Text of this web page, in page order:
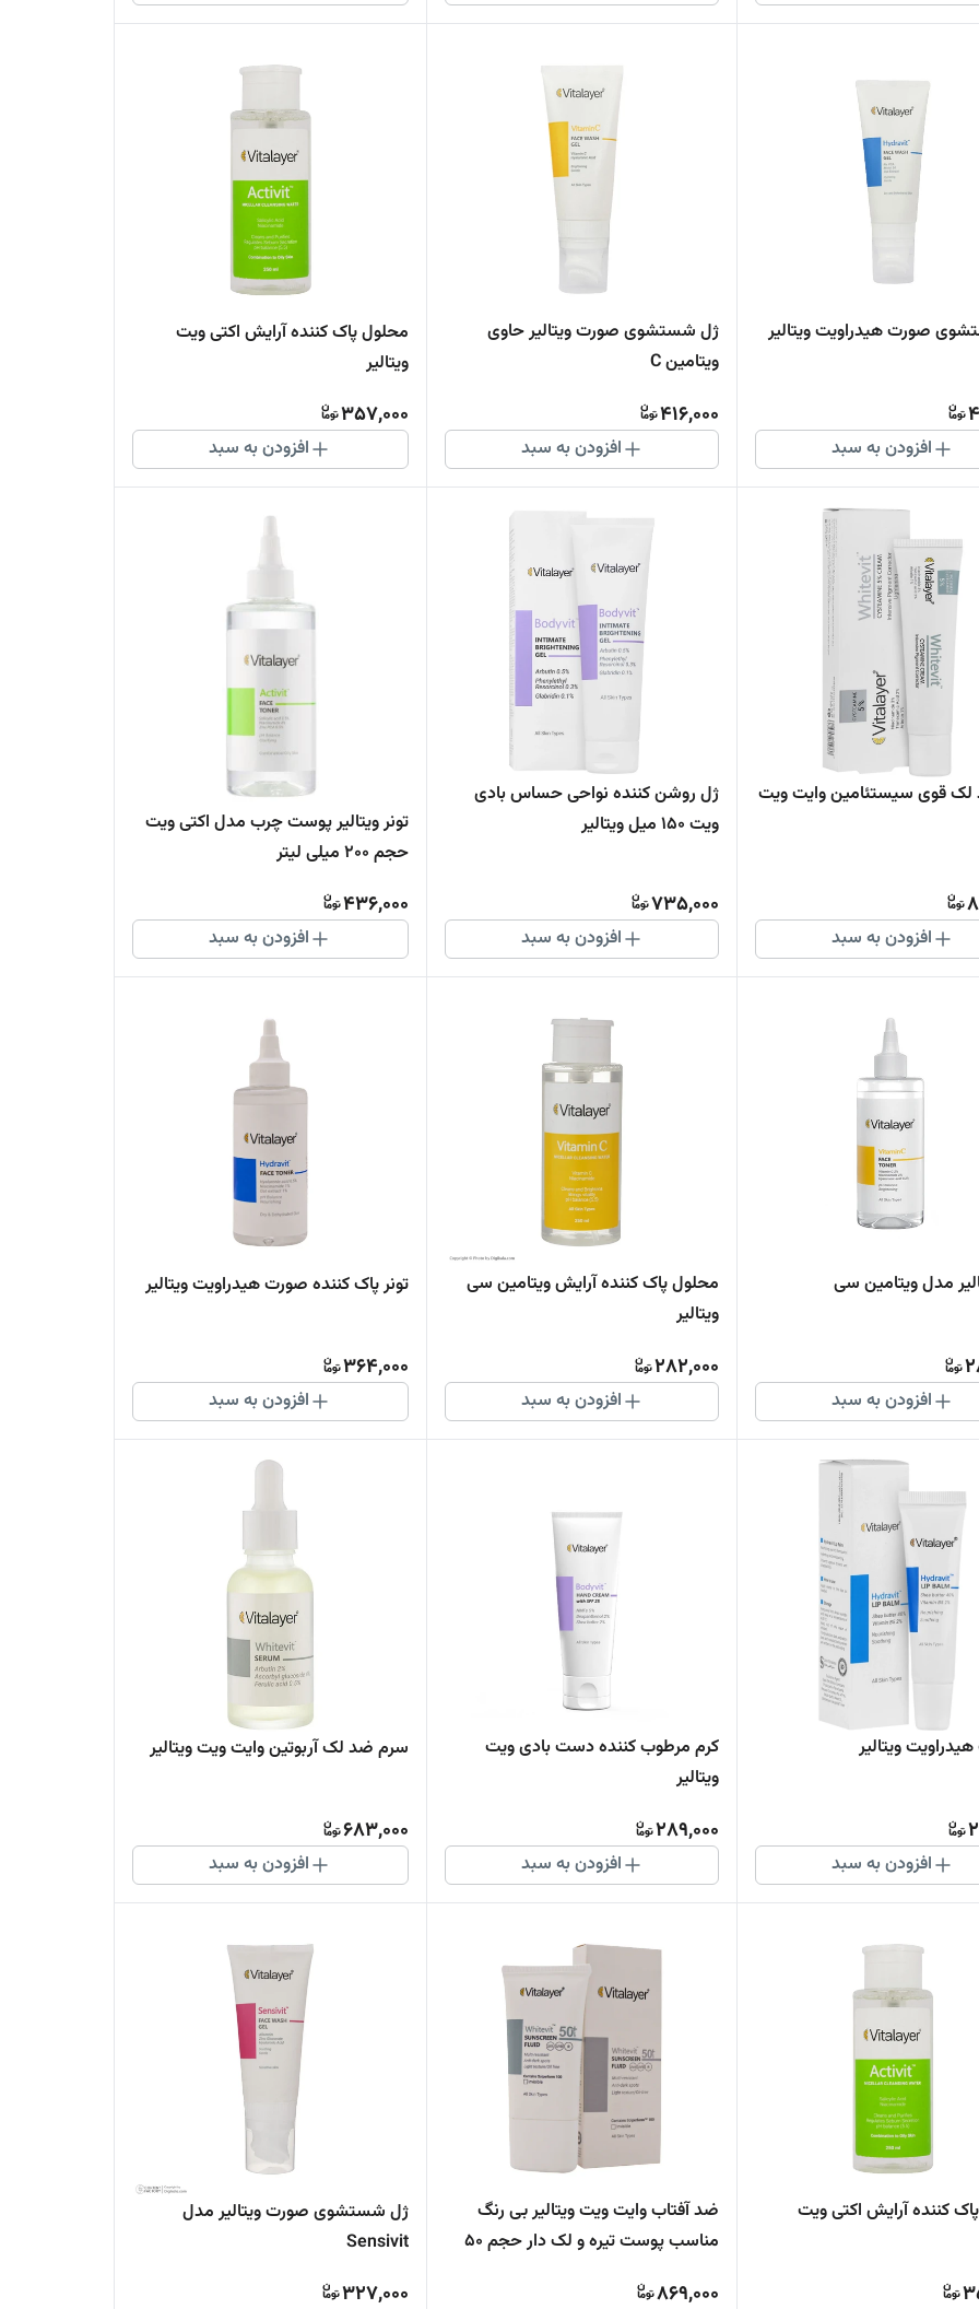
صورت هیدراویت ویتالیر
افزودن به سبد
ژل شستشوی صورت ویتالیر حاوی
ویتامین C
416,000
افزودن به سبد
محلول پاک کننده آرایش اکتی ویت
ویتالیر
357,000
افزودن به سبد
قوی سیستئامین وایت ویت
افزودن به سبد
ژل روشن کننده نواحی حساس بادی
ویت 150 میل ویتالیر
735,000
افزودن به سبد
تونر ویتالیر پوست چرب مدل اکتی ویت
حجم 200 میلی لیتر
436,000
افزودن به سبد
مدل ویتامین سی
افزودن به سبد
محلول پاک کننده آرایش ویتامین سی
ویتالیر
282,000
افزودن به سبد
تونر پاک کننده صورت هیدراویت ویتالیر
364,000
افزودن به سبد
ویتالیر
افزودن به سبد
کرم مرطوب کننده دست بادی ویت
ویتالیر
289,000
افزودن به سبد
سرم ضد لک آربوتین وایت ویت ویتالیر
683,000
افزودن به سبد
کننده آرایش اکتی ویت
ضد آفتاب وایت ویت ویتالیر بی رنگ
مناسب پوست تیره و لک دار حجم 50
869,000
ژل شستشوی صورت ویتالیر مدل
Sensivit
327,000